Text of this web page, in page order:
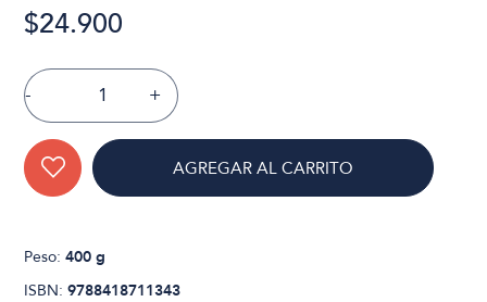
$24.900
- +
AGREGAR AL CARRITO
Peso:400 g
ISBN:9788418711343